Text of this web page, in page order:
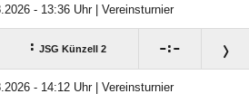
- 13:36 Uhr | Vereinsturnier
: JSG Künzell 2 :
- 14:12 Uhr | Vereinsturnier